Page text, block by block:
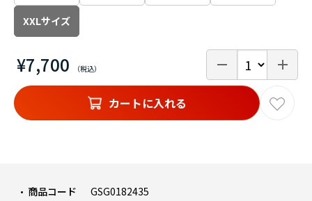
¥7,700
商品コード
GSG0182435
XXLサイズ
カートに入れる